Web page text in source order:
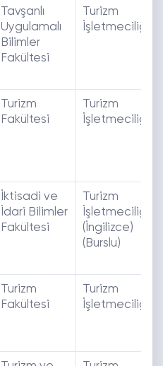
Tavşanlı
Uygulamalı
Bilimler
Fakültesi
Turizm
İşletmeciliği
Turizm
Fakültesi
Turizm
İşletmeciliği
İktisadi ve
İdari Bilimler
Fakültesi
Turizm
İşletmeciliği
(İngilizce)
(Burslu)
Turizm
Fakültesi
Turizm
İşletmeciliği